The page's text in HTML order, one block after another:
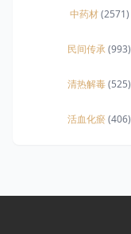
中药材(2571)
民间传承(993)
清热解毒(525)
活血化瘀(406)